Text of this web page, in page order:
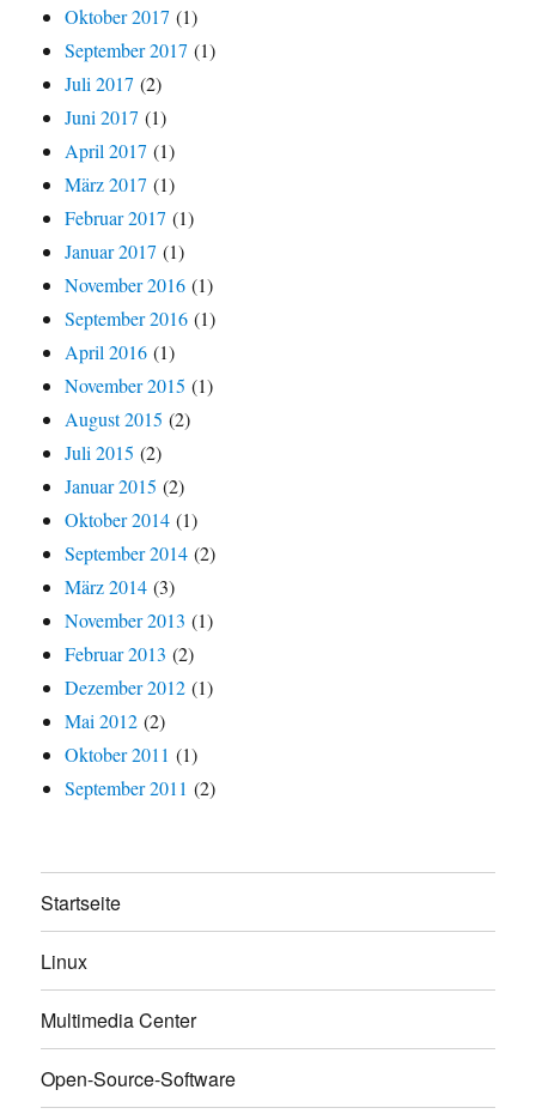
Oktober 2017 (1)
September 2017 (1)
Juli 2017 (2)
Juni 2017 (1)
April 2017 (1)
März 2017 (1)
Februar 2017 (1)
Januar 2017 (1)
November 2016 (1)
September 2016 (1)
April 2016 (1)
November 2015 (1)
August 2015 (2)
Juli 2015 (2)
Januar 2015 (2)
Oktober 2014 (1)
September 2014 (2)
März 2014 (3)
November 2013 (1)
Februar 2013 (2)
Dezember 2012 (1)
Mai 2012 (2)
Oktober 2011 (1)
September 2011 (2)
Startseite
Linux
Multimedia Center
Open-Source-Software